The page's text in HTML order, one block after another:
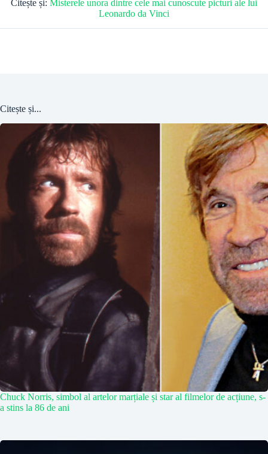
Citește și: Misterele unora dintre cele mai cunoscute picturi ale lui
Leonardo da Vinci
Citește și...
Chuck Norris, simbol al artelor marțiale și star al filmelor de acțiune, s-
a stins la 86 de ani